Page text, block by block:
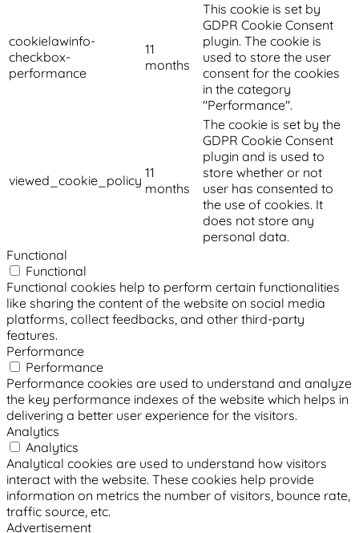
cookielawinfo-
checkbox-
performance
11
months
This cookie is set by
GDPR Cookie Consent
plugin. The cookie is
used to store the user
consent for the cookies
in the category
"Performance".
viewed_cookie_policy 11
months
The cookie is set by the
GDPR Cookie Consent
plugin and is used to
store whether or not
user has consented to
the use of cookies. It
does not store any
personal data.
Functional
Functional
Functional cookies help to perform certain functionalities
like sharing the content of the website on social media
platforms, collect feedbacks, and other third-party
features.
Performance
Performance
Performance cookies are used to understand and analyze
the key performance indexes of the website which helps in
delivering a better user experience for the visitors.
Analytics
Analytics
Analytical cookies are used to understand how visitors
interact with the website. These cookies help provide
information on metrics the number of visitors, bounce rate,
traffic source, etc.
Advertisement